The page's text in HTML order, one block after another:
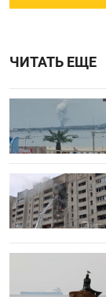
ЧИТАТЬ ЕЩЕ